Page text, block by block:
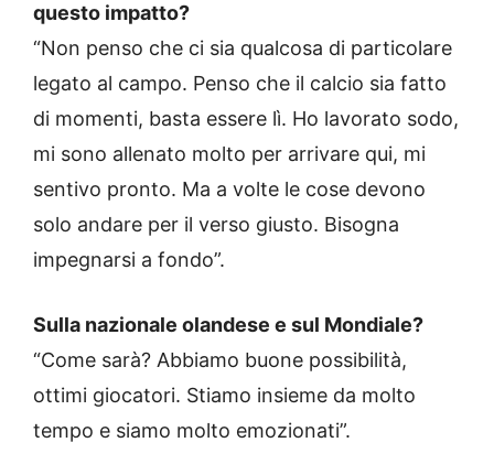
questo impatto?
“Non penso che ci sia qualcosa di particolare
legato al campo. Penso che il calcio sia fatto
di momenti, basta essere lì. Ho lavorato sodo,
mi sono allenato molto per arrivare qui, mi
sentivo pronto. Ma a volte le cose devono
solo andare per il verso giusto. Bisogna
impegnarsi a fondo”.
Sulla nazionale olandese e sul Mondiale?
“Come sarà? Abbiamo buone possibilità,
ottimi giocatori. Stiamo insieme da molto
tempo e siamo molto emozionati”.